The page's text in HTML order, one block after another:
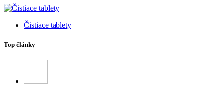
Čistiace tablety
Top články